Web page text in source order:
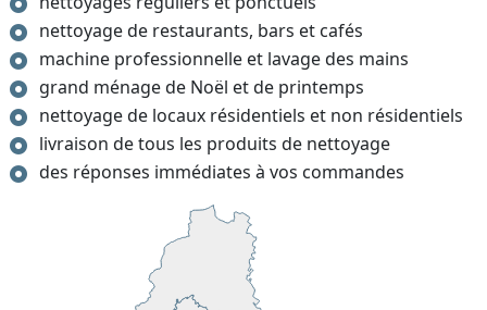
nettoyage de restaurants, bars et cafés
machine professionnelle et lavage des mains
grand ménage de Noël et de printemps
nettoyage de locaux résidentiels et non résidentiels
livraison de tous les produits de nettoyage
des réponses immédiates à vos commandes